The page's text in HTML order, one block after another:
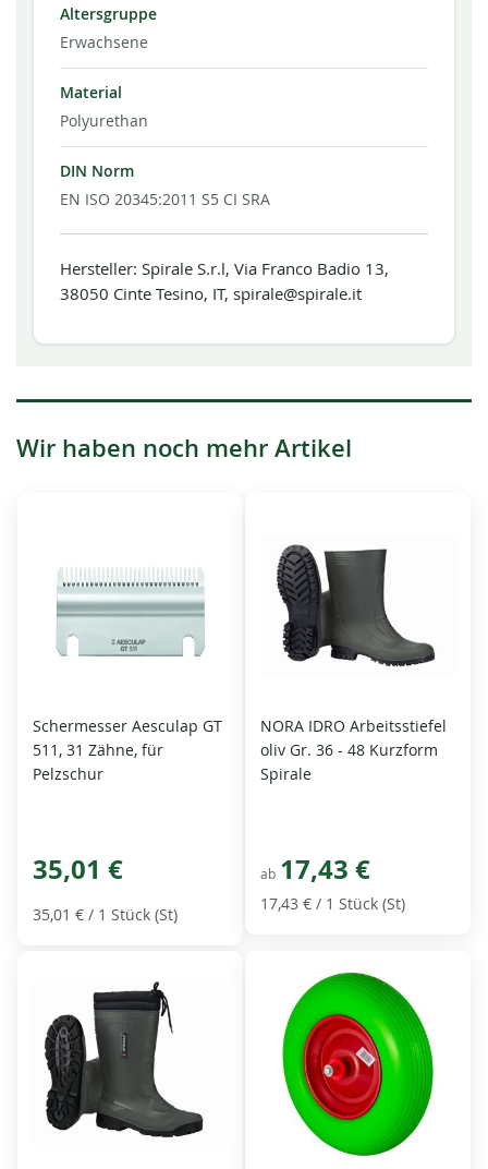
Altersgruppe
Erwachsene
Material
Polyurethan
DIN Norm
EN ISO 20345:2011 S5 CI SRA
Hersteller: Spirale S.r.l, Via Franco Badio 13,
38050 Cinte Tesino, IT, spirale@spirale.it
Wir haben noch mehr Artikel
Schermesser Aesculap GT
511, 31 Zähne, für
Pelzschur
35,01 €
35,01 € / 1 Stück (St)
NORA IDRO Arbeitsstiefel
oliv Gr. 36 - 48 Kurzform
Spirale
ab 17,43 €
17,43 € / 1 Stück (St)